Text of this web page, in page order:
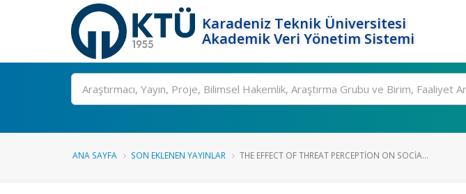
Karadeniz Teknik Üniversitesi
Akademik Veri Yönetim Sistemi
Ara
ANA SAYFA SON EKLENEN YAYINLAR THE EFFECT OF THREAT PERCEPTION ON SOCIA...